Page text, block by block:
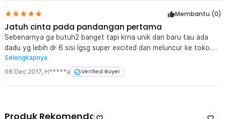
Membantu (0)
Jatuh cinta pada pandangan pertama
Sebenarnya ga butuh2 banget tapi krna unik dan baru tau ada
dadu yg lebih dr 6 sisi lgsg super excited dan meluncur ke toko.
Bahannya cukup bagus, plastik bermotif dark grey marble. Bisa
diakalin buat permainan angka atau dipadukan dgn games lainnya
biar makin seru. Harga cukup sepadan lah, dapet pouch kecil juga
Selengkapnya
08 Dec 2017, H*****a Verified Buyer
Produk Rekomendasi